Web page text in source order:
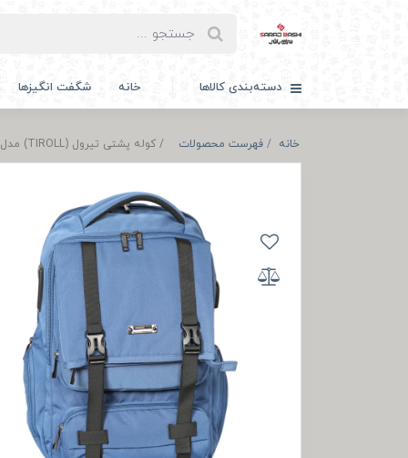
دسته‌بندی کالاها خانه شگفت انگیزها
خانه فهرست محصولات کوله پشتی تیرول (TIROLL) مدل SBT3477